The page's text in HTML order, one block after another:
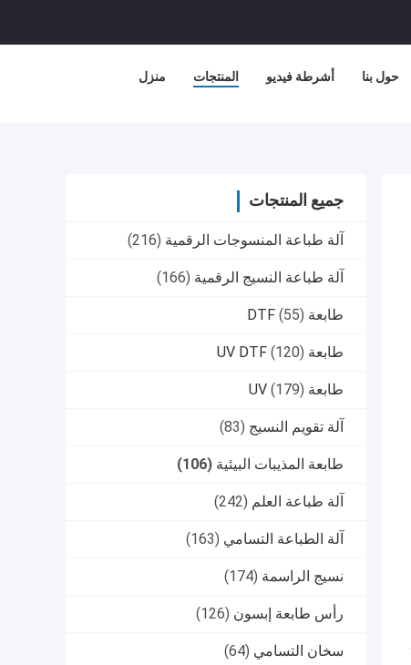
منزل المنتجات أشرطة فيديو حول بنا
جميع المنتجات
آلة طباعة المنسوجات الرقمية (216)
آلة طباعة النسيج الرقمية (166)
طابعة DTF (55)
طابعة UV DTF (120)
طابعة UV (179)
آلة تقويم النسيج (83)
طابعة المذيبات البيئية (106)
آلة طباعة العلم (242)
آلة الطباعة التسامي (163)
نسيج الراسمة (174)
رأس طابعة إبسون (126)
سخان التسامي (64)